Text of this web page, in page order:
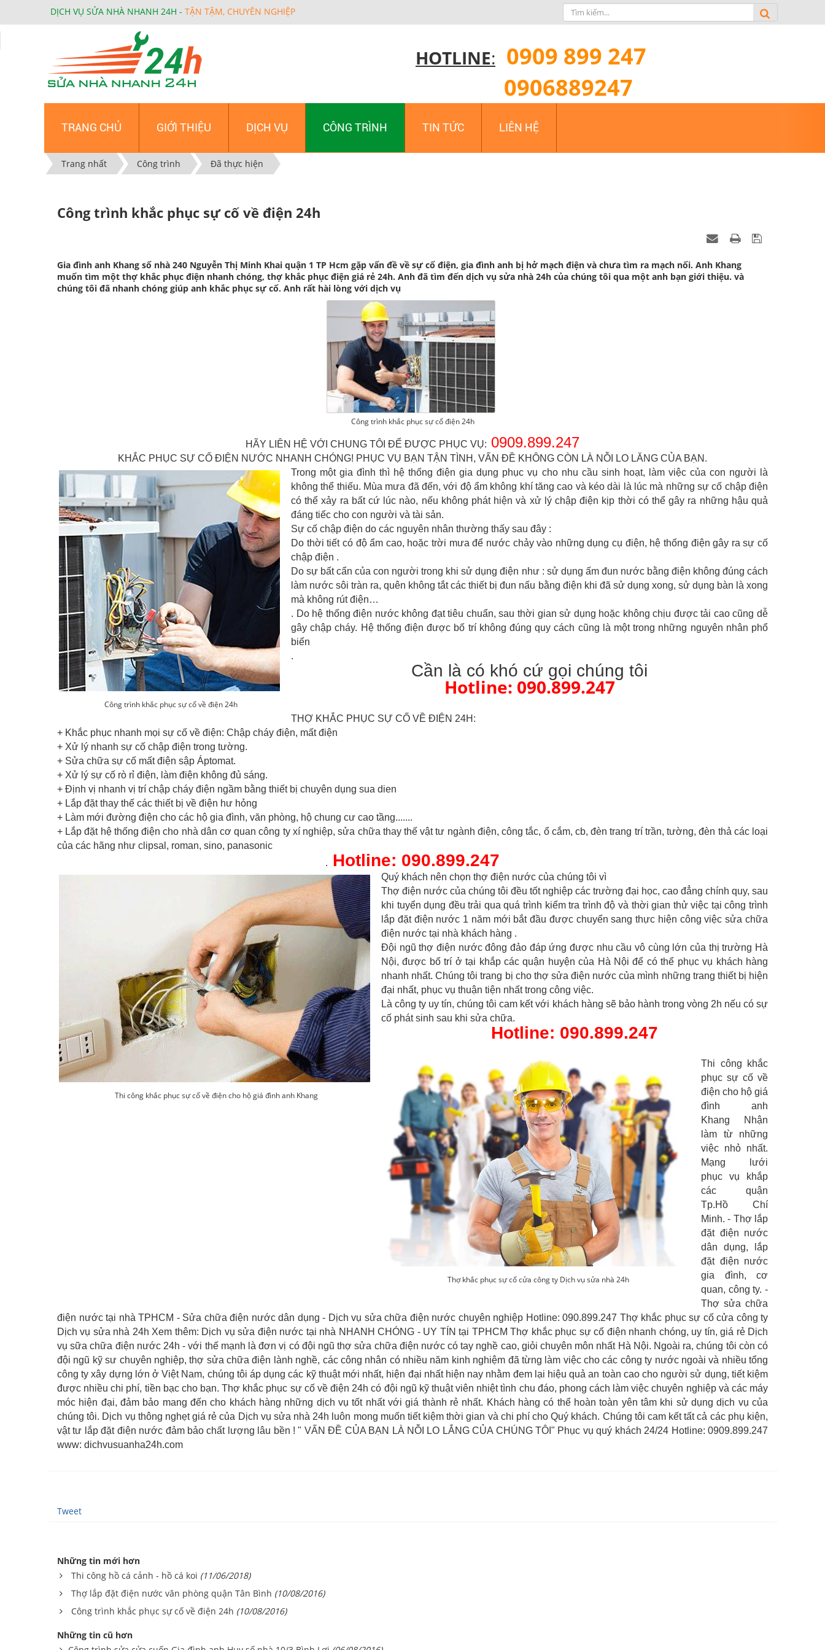
DỊCH VỤ SỬA NHÀ NHANH 24H - TẬN TẬM, CHUYÊN NGHIỆP
HOTLINE: 0909 899 247
0906889247
TRANG CHỦ GIỚI THIỆU DỊCH VỤ CÔNG TRÌNH TIN TỨC LIÊN HỆ
Trang nhất Công trình Đã thực hiện
Công trình khắc phục sự cố về điện 24h
Gia đình anh Khang số nhà 240 Nguyễn Thị Minh Khai quận 1 TP Hcm gặp vấn đề về sự cố điện, gia đình anh bị hở mạch điện và chưa tìm ra mạch nối. Anh Khang
muốn tìm một thợ khắc phục điện nhanh chóng, thợ khắc phục điện giá rẻ 24h. Anh đã tìm đến dịch vụ sửa nhà 24h của chúng tôi qua một anh bạn giới thiệu. và
chúng tôi đã nhanh chóng giúp anh khắc phục sự cố. Anh rất hài lòng với dịch vụ
Công trình khắc phục sự cố điện 24h
HÃY LIÊN HỆ VỚI CHUNG TÔI ĐỂ ĐƯỢC PHỤC VỤ: 0909.899.247
KHẮC PHỤC SỰ CỐ ĐIỆN NƯỚC NHANH CHÓNG! PHỤC VỤ BẠN TẬN TÌNH, VẤN ĐỀ KHÔNG CÒN LÀ NỖI LO LĂNG CỦA BẠN.
Công trình khắc phục sự cố về điện 24h
Trong một gia đình thì hệ thống điện gia dụng phục vụ cho nhu cầu sinh hoạt, làm việc của con người là
không thể thiếu. Mùa mưa đã đến, với độ ẩm không khí tăng cao và kéo dài là lúc mà những sự cố chập điện
có thể xảy ra bất cứ lúc nào, nếu không phát hiện và xử lý chập điện kịp thời có thể gây ra những hậu quả
đáng tiếc cho con người và tài sản.
Sự cố chập điện do các nguyên nhân thường thấy sau đây :
Do thời tiết có độ ẩm cao, hoặc trời mưa để nước chảy vào những dụng cụ điện, hệ thống điện gây ra sự cố
chập điện .
Do sự bất cẩn của con người trong khi sử dụng điện như : sử dụng ấm đun nước bằng điện không đúng cách
làm nước sôi tràn ra, quên không tắt các thiết bị đun nấu bằng điện khi đã sử dụng xong, sử dụng bàn là xong
mà không rút điện…
. Do hệ thống điện nước không đạt tiêu chuẩn, sau thời gian sử dụng hoặc không chịu được tải cao cũng dễ
gây chập cháy. Hệ thống điện được bố trí không đúng quy cách cũng là một trong những nguyên nhân phổ
biến
.
Cần là có khó cứ gọi chúng tôi
Hotline: 090.899.247
THỢ KHẮC PHỤC SỰ CỐ VỀ ĐIỆN 24H:
+ Khắc phục nhanh mọi sự cố về điện: Chập cháy điện, mất điện
+ Xử lý nhanh sự cố chập điện trong tường.
+ Sửa chữa sự cố mất điện sập Áptomat.
+ Xử lý sự cố rò rỉ điện, làm điện không đủ sáng.
+ Định vị nhanh vị trí chập cháy điện ngầm bằng thiết bị chuyên dụng sua dien
+ Lắp đặt thay thế các thiết bị về điện hư hỏng
+ Làm mới đường điện cho các hộ gia đình, văn phòng, hộ chung cư cao tầng.......
+ Lắp đặt hệ thống điện cho nhà dân cơ quan công ty xí nghiệp, sửa chữa thay thế vật tư ngành điện, công tắc, ổ cắm, cb, đèn trang trí trần, tường, đèn thả các loại
của các hãng như clipsal, roman, sino, panasonic
. Hotline: 090.899.247
Thi công khắc phục sự cố về điện cho hộ giá đình anh Khang
Quý khách nên chọn thợ điện nước của chúng tôi vì
Thợ điện nước của chúng tôi đều tốt nghiệp các trường đại học, cao đẳng chính quy, sau
khi tuyển dụng đều trải qua quá trình kiểm tra trình độ và thời gian thử việc tại công trình
lắp đặt điện nước 1 năm mới bắt đầu được chuyển sang thực hiện công việc sửa chữa
điện nước tại nhà khách hàng .
Đội ngũ thợ điện nước đông đảo đáp ứng được nhu cầu vô cùng lớn của thị trường Hà
Nội, được bố trí ở tại khắp các quận huyện của Hà Nội để có thể phục vụ khách hàng
nhanh nhất. Chúng tôi trang bị cho thợ sửa điện nước của mình những trang thiết bị hiện
đại nhất, phục vụ thuận tiện nhất trong công việc.
Là công ty uy tín, chúng tôi cam kết với khách hàng sẽ bảo hành trong vòng 2h nếu có sự
cố phát sinh sau khi sửa chữa.
Hotline: 090.899.247
Thợ khắc phục sự cố cửa công ty Dịch vụ sửa nhà 24h
Thi công khắc
phục sự cố về
điện cho hộ giá
đình anh
Khang Nhận
làm từ những
việc nhỏ nhất.
Mạng lưới
phục vụ khắp
các quận
Tp.Hồ Chí
Minh. - Thợ lắp
đặt điện nước
dân dụng, lắp
đặt điện nước
gia đình, cơ
quan, công ty. -
Thợ sửa chữa
điện nước tại nhà TPHCM - Sửa chữa điện nước dân dụng - Dịch vụ sửa chữa điện nước chuyên nghiệp Hotline: 090.899.247 Thợ khắc phục sự cố cửa công ty
Dịch vụ sửa nhà 24h Xem thêm: Dịch vụ sửa điện nước tại nhà NHANH CHÓNG - UY TÍN tại TPHCM Thợ khắc phục sự cố điện nhanh chóng, uy tín, giá rẻ Dịch
vụ sữa chữa điện nước 24h - với thế mạnh là đơn vị có đội ngũ thợ sửa chữa điện nước có tay nghề cao, giỏi chuyên môn nhất Hà Nội. Ngoài ra, chúng tôi còn có
đội ngũ kỹ sư chuyên nghiệp, thợ sửa chữa điện lành nghề, các công nhân có nhiều năm kinh nghiệm đã từng làm việc cho các công ty nước ngoài và nhiều tổng
công ty xây dựng lớn ở Việt Nam, chúng tôi áp dụng các kỹ thuật mới nhất, hiện đại nhất hiện nay nhằm đem lại hiệu quả an toàn cao cho người sử dụng, tiết kiệm
được nhiều chi phí, tiền bạc cho bạn. Thợ khắc phục sự cố về điện 24h có đội ngũ kỹ thuật viên nhiệt tình chu đáo, phong cách làm việc chuyên nghiệp và các máy
móc hiện đại, đảm bảo mang đến cho khách hàng những dịch vụ tốt nhất với giá thành rẻ nhất. Khách hàng có thể hoàn toàn yên tâm khi sử dụng dịch vụ của
chúng tôi. Dịch vụ thông nghẹt giá rẻ của Dịch vụ sửa nhà 24h luôn mong muốn tiết kiệm thời gian và chi phí cho Quý khách. Chúng tôi cam kết tất cả các phụ kiện,
vật tư lắp đặt điện nước đảm bảo chất lượng lâu bền ! " VẤN ĐỀ CỦA BẠN LÀ NỖI LO LẮNG CỦA CHÚNG TÔI" Phục vụ quý khách 24/24 Hotline: 0909.899.247
www: dichvusuanha24h.com
Tweet
Những tin mới hơn
Thi công hồ cá cảnh - hồ cá koi (11/06/2018)
Thợ lắp đặt điện nước văn phòng quận Tân Bình (10/08/2016)
Công trình khắc phục sự cố về điện 24h (10/08/2016)
Những tin cũ hơn